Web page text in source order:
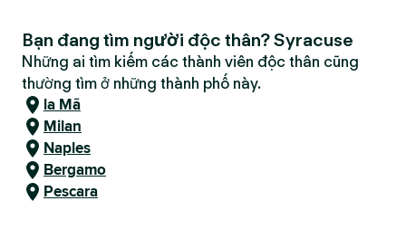
Bạn đang tìm người độc thân? Syracuse
Những ai tìm kiếm các thành viên độc thân cũng
thường tìm ở những thành phố này.
la Mã
Milan
Naples
Bergamo
Pescara